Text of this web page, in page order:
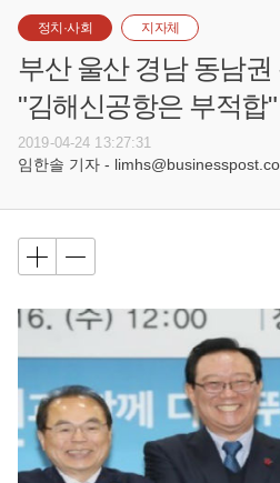
정치·사회 지자체
부산 울산 경남 동남
"김해신공항은 부적합"
2019-04-24 13:27:31
임한솔 기자 -